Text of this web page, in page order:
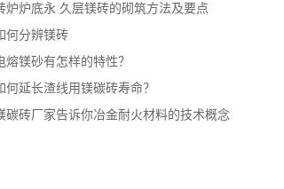
炉炉底永 久层镁砖的砌筑方法及要点
何分辨镁砖
熔镁砂有怎样的特性？
何延长渣线用镁碳砖寿命？
碳砖厂家告诉你冶金耐火材料的技术概念